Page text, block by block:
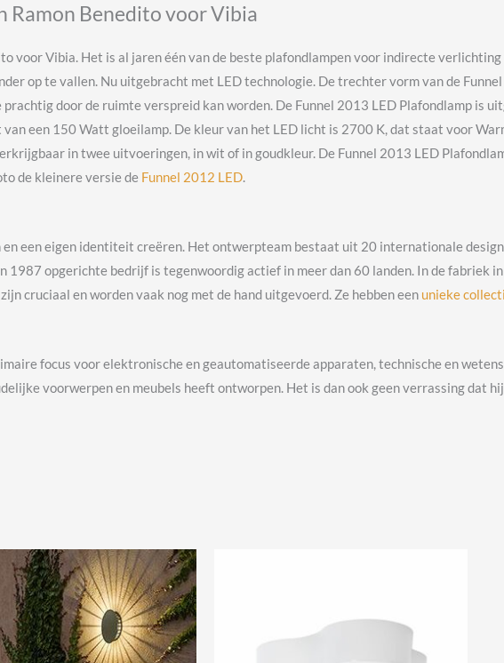
Ramon Benedito voor Vibia
voor Vibia. Het is al jaren één van de beste plafondlampen voor indirecte
op te vallen. Nu uitgebracht met LED technologie. De trechter vorm van de
door de ruimte verspreid kan worden. De Funnel 2013 LED Plafondlamp is
een 150 Watt gloeilamp. De kleur van het LED licht is 2700 K, dat staat voor
in twee uitvoeringen, in wit of in goudkleur. De Funnel 2013 LED
de kleinere versie de Funnel 2012 LED.
een eigen identiteit creëren. Het ontwerpteam bestaat uit 20 internationale
1987 opgerichte bedrijf is tegenwoordig actief in meer dan 60 landen. In de fabriek
cruciaal en worden vaak nog met de hand uitgevoerd. Ze hebben een unieke
focus voor elektronische en geautomatiseerde apparaten, technische en
voorwerpen en meubels heeft ontworpen. Het is dan ook geen verrassing dat